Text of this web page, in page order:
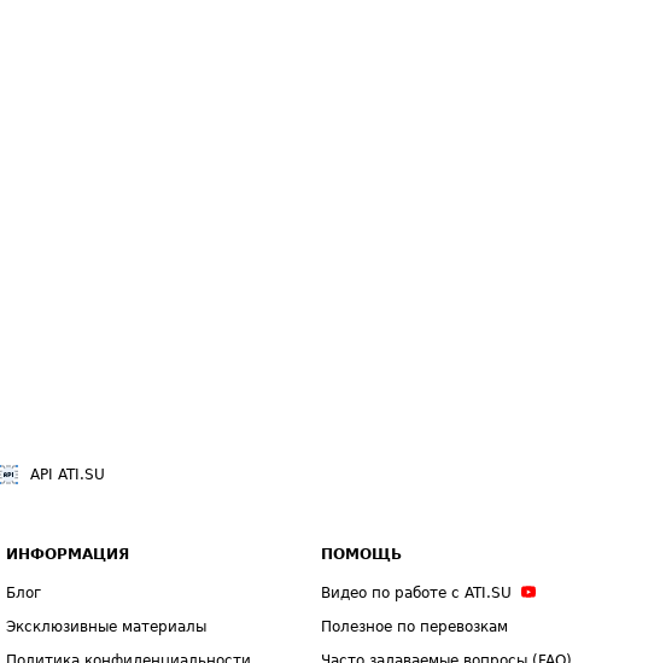
API ATI.SU
ИНФОРМАЦИЯ
Блог
Эксклюзивные материалы
ПОМОЩЬ
Видео по работе с ATI.SU
Полезное по перевозкам